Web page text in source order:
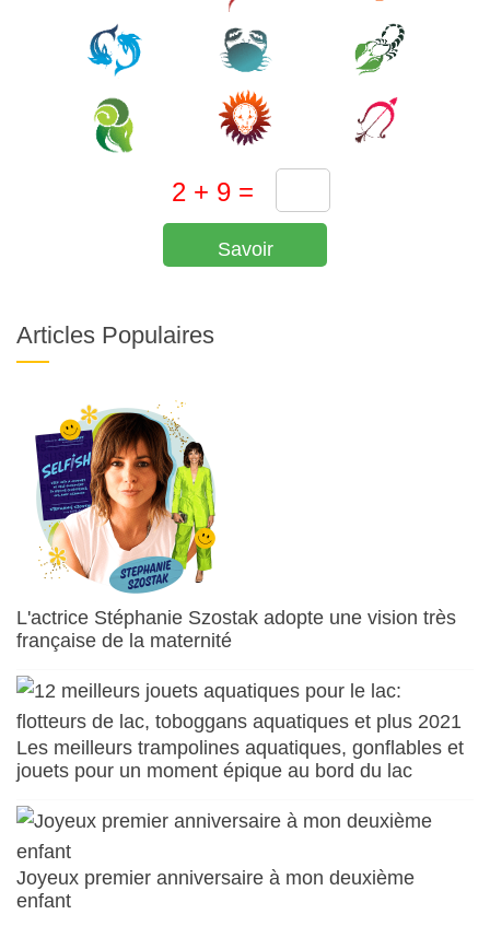
Savoir
Articles Populaires
L'actrice Stéphanie Szostak adopte une vision très
française de la maternité
Les meilleurs trampolines aquatiques, gonflables et
jouets pour un moment épique au bord du lac
Joyeux premier anniversaire à mon deuxième
enfant